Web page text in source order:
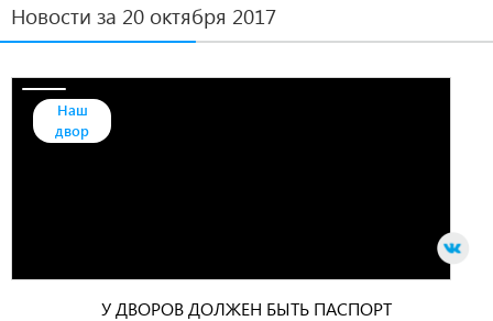
Новости за 20 октября 2017
Наш
двор
У ДВОРОВ ДОЛЖЕН БЫТЬ ПАСПОРТ